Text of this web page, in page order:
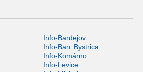
Info-Bardejov
Info-Ban. Bystrica
Info-Komárno
Info-Levice